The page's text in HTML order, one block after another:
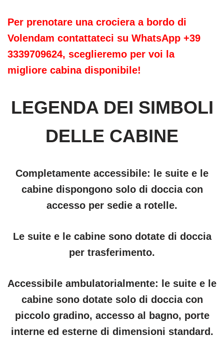
Per prenotare una crociera a bordo di
Volendam contattateci su WhatsApp +39
3339709624, sceglieremo per voi la
migliore cabina disponibile!
LEGENDA DEI SIMBOLI
DELLE CABINE
Completamente accessibile: le suite e le
cabine dispongono solo di doccia con
accesso per sedie a rotelle.
Le suite e le cabine sono dotate di doccia
per trasferimento.
Accessibile ambulatorialmente: le suite e le
cabine sono dotate solo di doccia con
piccolo gradino, accesso al bagno, porte
interne ed esterne di dimensioni standard.